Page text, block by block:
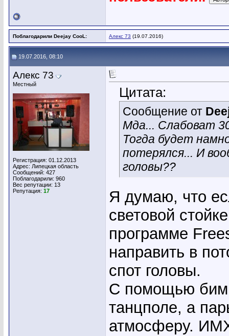
Поблагодарили Deejay CooL: Алекс 73 (19.07.2016)
19.07.2016, 08:10
Алекс 73
Местный
Регистрация: 01.12.2013
Адрес: Липецкая область
Сообщений: 427
Поблагодарили: 960
Вес репутации: 13
Репутация: 17
Цитата:
Сообщение от
Мда... Слабоват
Тогда будет
потерялся... И
головы??
Я думаю, что
световой
программе
направить в
спот головы.
С помощью бим
танцполе, а
атмосферу.